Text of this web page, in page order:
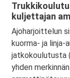
kuljettajan
Ajoharjoittelun
kuorma- ja
jatkokoulutusta
yhden